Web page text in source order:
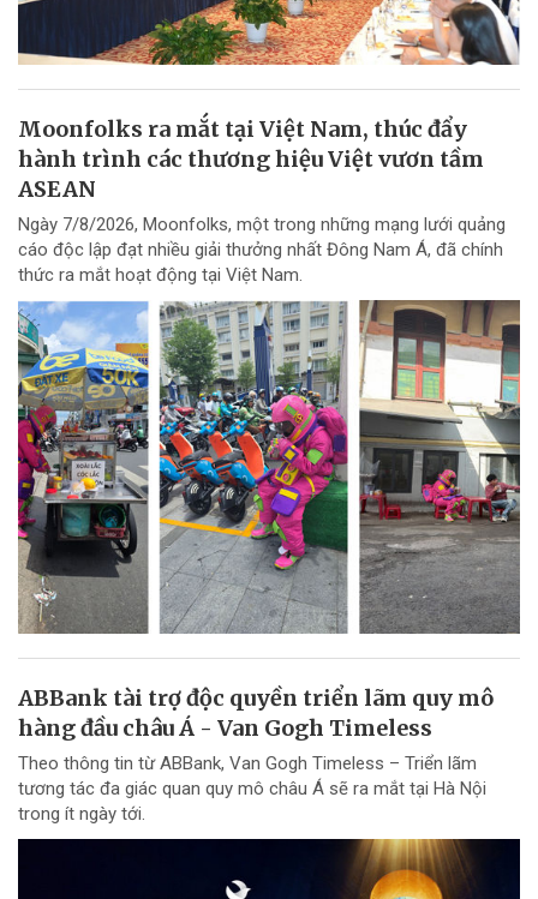
Moonfolks ra mắt tại Việt Nam, thúc đẩy
hành trình các thương hiệu Việt vươn tầm
ASEAN
Ngày 7/8/2026, Moonfolks, một trong những mạng lưới quảng
cáo độc lập đạt nhiều giải thưởng nhất Đông Nam Á, đã chính
thức ra mắt hoạt động tại Việt Nam.
ABBank tài trợ độc quyền triển lãm quy mô
hàng đầu châu Á - Van Gogh Timeless
Theo thông tin từ ABBank, Van Gogh Timeless – Triển lãm
tương tác đa giác quan quy mô châu Á sẽ ra mắt tại Hà Nội
trong ít ngày tới.